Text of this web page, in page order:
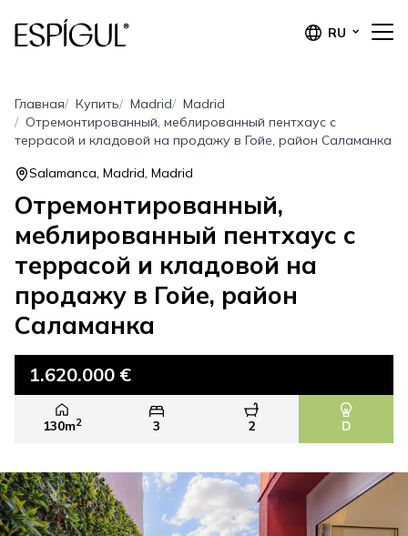
RU
Главная Купить Madrid
Madrid
Отремонтированный, меблированный пентхаус с
террасой и кладовой на продажу в Гойе, район Саламанка
Salamanca, Madrid, Madrid
Отремонтированный,
меблированный пентхаус с
террасой и кладовой на
продажу в Гойе, район
Саламанка
1.620.000 €
130m2 3 2 D